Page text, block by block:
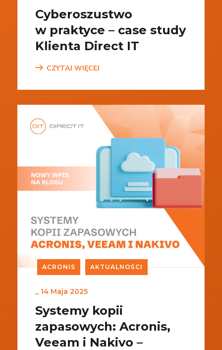
Cyberoszustwo
w praktyce – case study
Klienta Direct IT
CZYTAJ WIĘCEJ
ACRONIS AKTUALNOŚCI
_ 14 Maja 2025
Systemy kopii
zapasowych: Acronis,
Veeam i Nakivo –